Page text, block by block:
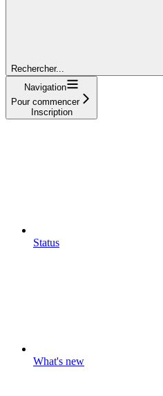
Rechercher...
Navigation
Pour commencer
Inscription
Status
What's new